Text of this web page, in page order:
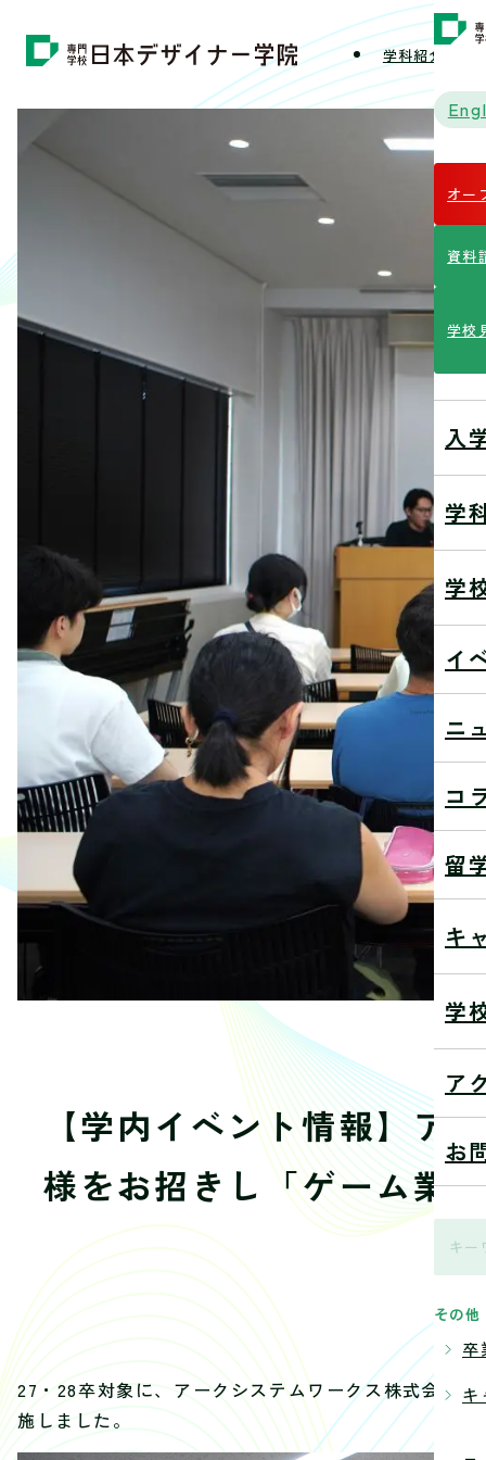
学科紹介
オー
資料
学校
入
学
学
イ
ニ
コ
留
キ
学
ア
お
その他
卒
キ
【学内イベント情報】ア
様をお招きし「ゲーム業
27・28卒対象に、アークシステムワークス株式会社
施しました。